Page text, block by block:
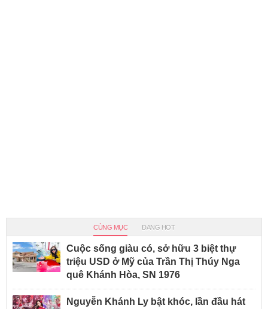
CÙNG MỤC ĐANG HOT
Cuộc sống giàu có, sở hữu 3 biệt thự
triệu USD ở Mỹ của Trần Thị Thúy Nga
quê Khánh Hòa, SN 1976
Nguyễn Khánh Ly bật khóc, lần đầu hát